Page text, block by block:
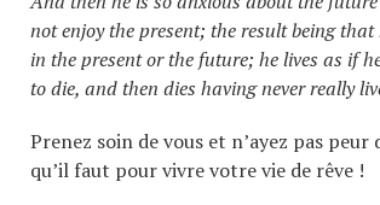
not enjoy the present; the result being that
in the present or the future; he lives as if
to die, and then dies having never really
Prenez soin de vous et n’ayez pas
qu’il faut pour vivre votre vie de rêve !